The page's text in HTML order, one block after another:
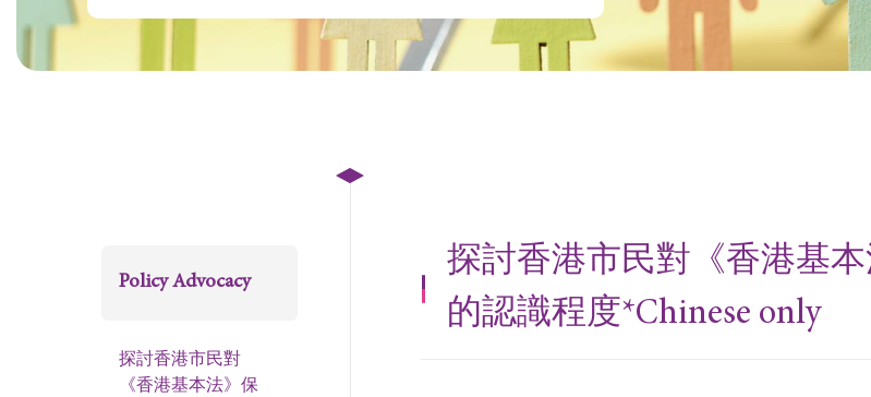
Policy Advocacy
探討香港市民對
《香港基本法》保
探討香港市民對《香港基
的認識程度*Chinese only